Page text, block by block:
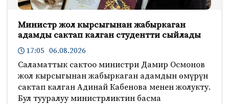
Министр жол кырсыгынан жабыркаган
адамды сактап калган студентти сыйлады
17:05 06.08.2026
Саламаттык сактоо министри Дамир Осмонов
жол кырсыгынан жабыркаган адамдын өмүрүн
сактап калган Адинай Кабенова менен жолукту.
Бул тууралуу министрликтин басма